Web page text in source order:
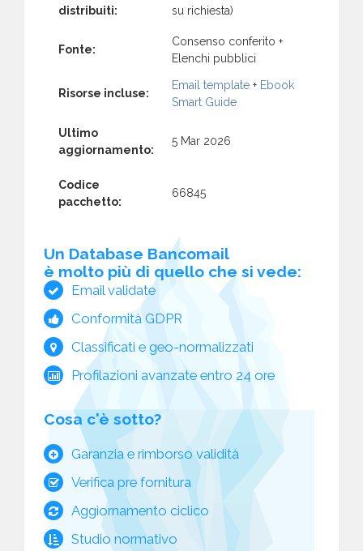
distribuiti: su richiesta)
Fonte:
Consenso conferito +
Elenchi pubblici
Risorse incluse:
Email template + Ebook
Smart Guide
Ultimo
aggiornamento:
5 Mar 2026
Codice
pacchetto:
66845
Un Database Bancomail
è molto più di quello che si vede:
Email validate
Conformità GDPR
Classificati e geo-normalizzati
Profilazioni avanzate entro 24 ore
Cosa c'è sotto?
Garanzia e rimborso validità
Verifica pre fornitura
Aggiornamento ciclico
Studio normativo